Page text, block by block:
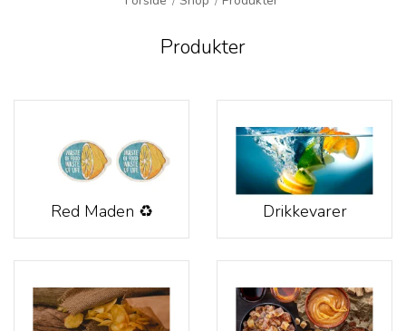
Produkter
Red Maden ♻️ Drikkevarer